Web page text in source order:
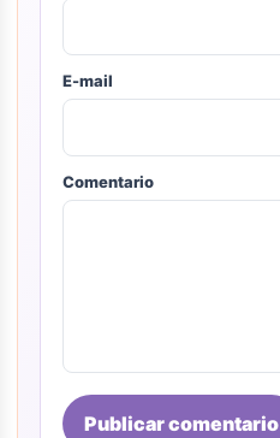
E-mail
Comentario
Publicar comentario